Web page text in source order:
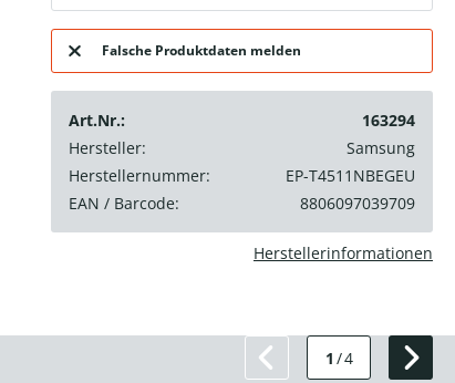
Falsche Produktdaten melden
Art.Nr.:
163294
Hersteller:
Samsung
Herstellernummer:
EP-T4511NBEGEU
EAN / Barcode:
8806097039709
Herstellerinformationen
1 /4